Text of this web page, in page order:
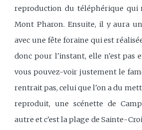
reproduction du téléphérique qui
Mont Pharon. Ensuite, il y aura
avec une fête foraine qui est
donc pour l'instant, elle n'est pas
vous pouvez-voir justement le
rentrait pas, celui que l'on a du
reproduit, une scénette de
autre et c'est la plage de Sainte-